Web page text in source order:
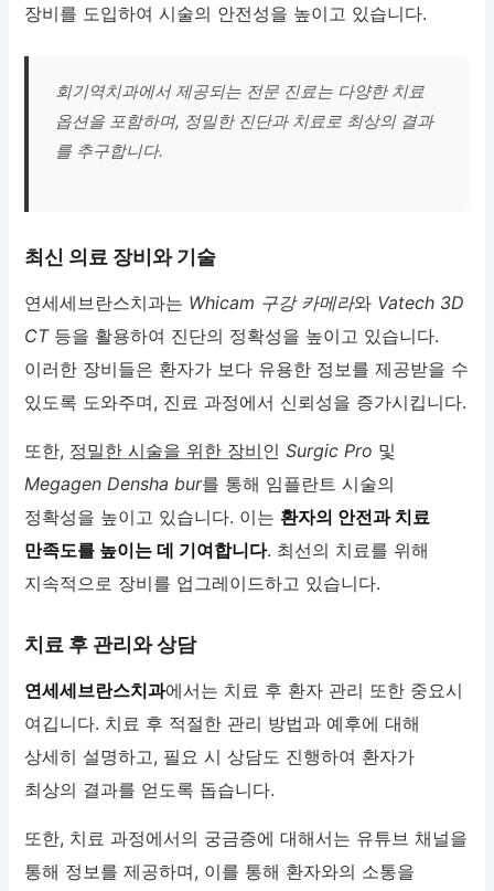
장비를 도입하여 시술의 안전성을 높이고 있습니다.
회기역치과에서 제공되는 전문 진료는 다양한 치료
옵션을 포함하며, 정밀한 진단과 치료로 최상의 결과
를 추구합니다.
최신 의료 장비와 기술
연세세브란스치과는 Whicam 구강 카메라와 Vatech 3D
CT등을 활용하여 진단의 정확성을 높이고 있습니다.
이러한 장비들은 환자가 보다 유용한 정보를 제공받을 수
있도록 도와주며, 진료 과정에서 신뢰성을 증가시킵니다.
또한, 정밀한 시술을 위한 장비인Surgic Pro 및
Megagen Densha bur를 통해 임플란트 시술의
정확성을 높이고 있습니다. 이는 환자의 안전과 치료
만족도를 높이는 데 기여합니다. 최선의 치료를 위해
지속적으로 장비를 업그레이드하고 있습니다.
치료 후 관리와 상담
연세세브란스치과에서는 치료 후 환자 관리 또한 중요시
여깁니다. 치료 후 적절한 관리 방법과 예후에 대해
상세히 설명하고, 필요 시 상담도 진행하여 환자가
최상의 결과를 얻도록 돕습니다.
또한, 치료 과정에서의 궁금증에 대해서는 유튜브 채널을
통해 정보를 제공하며, 이를 통해 환자와의 소통을